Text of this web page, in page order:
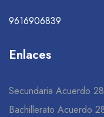
9616906839
Enlaces
Secundaria Acuerdo
Bachillerato Acuerdo